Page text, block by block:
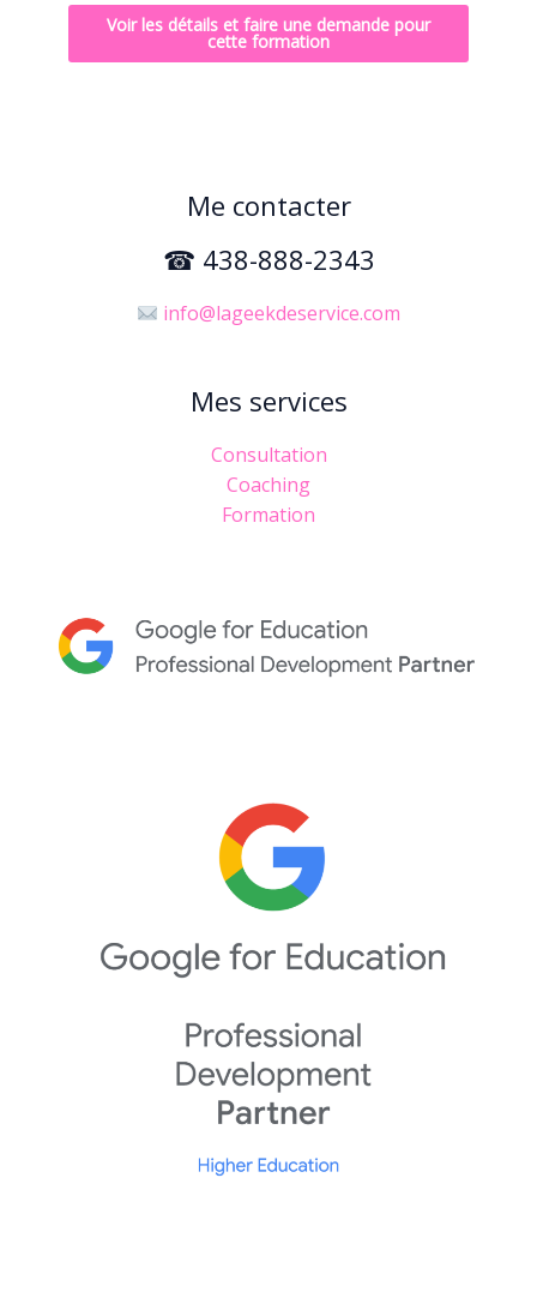
Voir les détails et faire une demande pour
cette formation
Me contacter
☎ 438-888-2343
info@lageekdeservice.com
Mes services
Consultation
Coaching
Formation